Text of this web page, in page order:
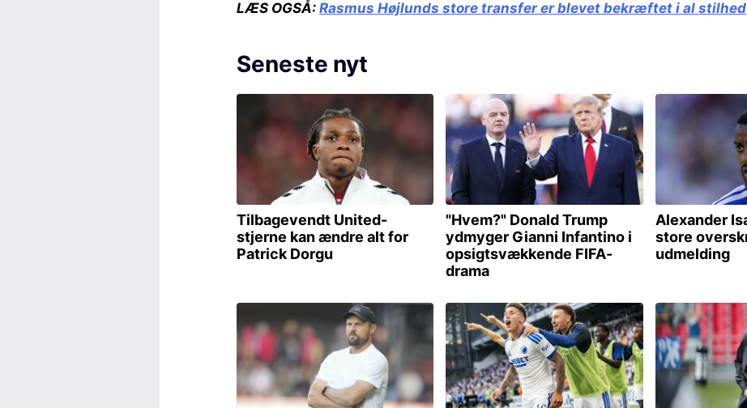
LÆS OGSÅ: Rasmus Højlunds store transfer er blevet bekræftet i al stilhed
Seneste nyt